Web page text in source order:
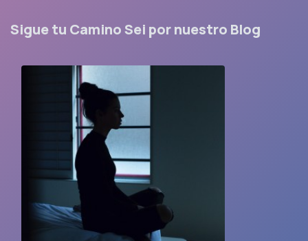
Sigue tu Camino Sei por nuestro Blog